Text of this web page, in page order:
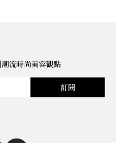
流時尚美容觀點
訂閱